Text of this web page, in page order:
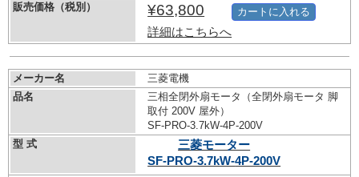
販売価格（税別）
¥63,800
詳細はこちらへ
カートに入れる
メーカー名
三菱電機
品名
三相全閉外扇モータ（全閉外扇モータ 脚
取付 200V 屋外）
SF-PRO-3.7kW-4P-200V
型 式
三菱モーター
SF-PRO-3.7kW-4P-200V